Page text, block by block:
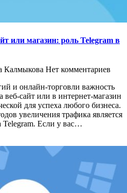
или магазин: роль Telegram в
Калмыкова Нет комментариев
и онлайн-торговли важность
веб-сайт или в интернет-магазин
для успеха любого бизнеса.
увеличения трафика является
Telegram. Если у вас…